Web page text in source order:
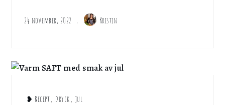
24 november, 2022 Kristin
❥ Recept, Dryck , Jul